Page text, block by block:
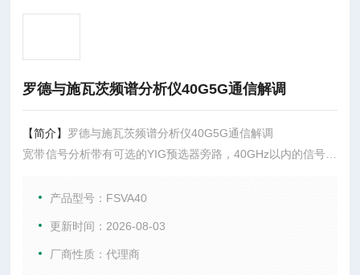
罗德与施瓦茨频谱分析仪40G5G通信解调
【简介】 罗德与施瓦茨频谱分析仪40G5G通信解调
宽带信号分析带有可选的YIG预选器旁路，40GHz以内的信号分
仪租售。产品型号：FSVA40
更新时间：2026-08-03
厂商性质：代理商